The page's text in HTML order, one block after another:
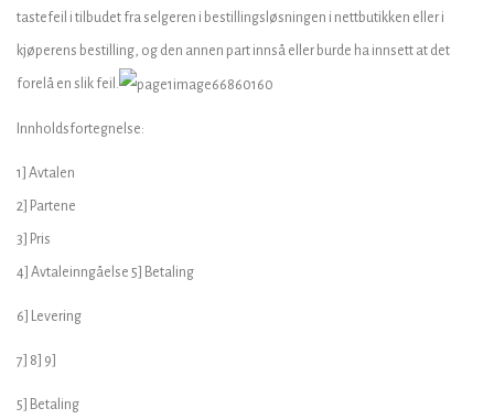
tastefeil i tilbudet fra selgeren i bestillingsløsningen i nettbutikken eller i
kjøperens bestilling, og den annen part innså eller burde ha innsett at det
forelå en slik feil.
Innholdsfortegnelse:
1] Avtalen
2] Partene
3] Pris
4] Avtaleinngåelse 5] Betaling
6] Levering
7] 8] 9]
5] Betaling